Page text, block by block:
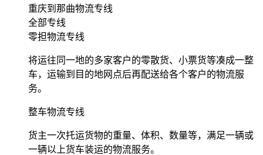
重庆到那曲物流专线
全部专线
零担物流专线
将运往同一地的多家客户的零散货、小票货等凑成一整
车，运输到目的地网点后再配送给各个客户的物流服
务。
整车物流专线
货主一次托运货物的重量、体积、数量等，满足一辆或
一辆以上货车装运的物流服务。